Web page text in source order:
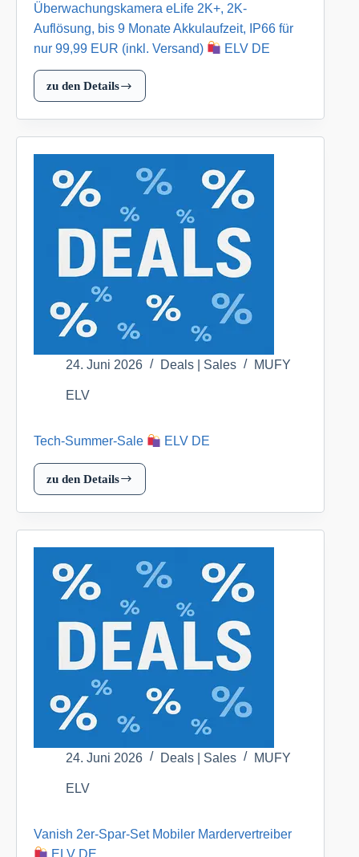
DE
Überwachungskamera eLife 2K+, 2K-
Auflösung, bis 9 Monate Akkulaufzeit, IP66 für
nur 99,99 EUR (inkl. Versand)
ELV DE
zu den Details
Akku-
Überwachungskamera
eLife
2K+,
2K-
Auflösung,
bis
9
Monate
Akkulaufzeit,
für
(inkl.
Versand)
ELV
24. Juni 2026 Deals | Sales MUFY
ELV
Tech-Summer-Sale ELV DE
zu den Details
Tech-
ELV
DE
24. Juni 2026 Deals | Sales MUFY
ELV
Vanish 2er-Spar-Set Mobiler Mardervertreiber
ELV DE